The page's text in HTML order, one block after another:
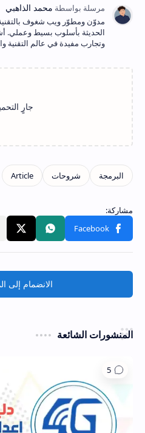
مدوّن ومطوّر ويب شغوف
الحديثة بأسلوب بسيط وعملي.
وتجارب مفيدة في عالم التقنية
الانضمام إلى
المنشورات الشائعة